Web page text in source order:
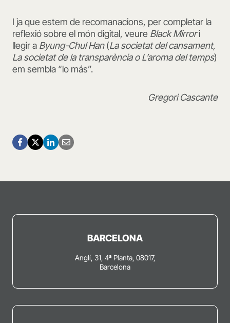
I ja que estem de recomanacions, per completar la
reflexió sobre el món digital, veure Black Mirrori
llegir a Byung-Chul Han(La societat del cansament,
La societat de la transparència o L’aromadel temps)
em sembla “lo más”.
Gregori Cascante
BARCELONA
Anglí, 31, 4ª Planta, 08017,
Barcelona